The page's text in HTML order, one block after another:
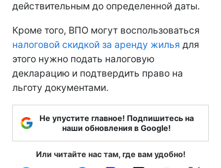
действительным до определенной даты.
Кроме того, ВПО могут воспользоваться
налоговой скидкой за аренду жилья для
этого нужно подать налоговую
декларацию и подтвердить право на
льготу документами.
Не упустите главное! Подпишитесь на
наши обновления в Google!
Или читайте нас там, где вам удобно!